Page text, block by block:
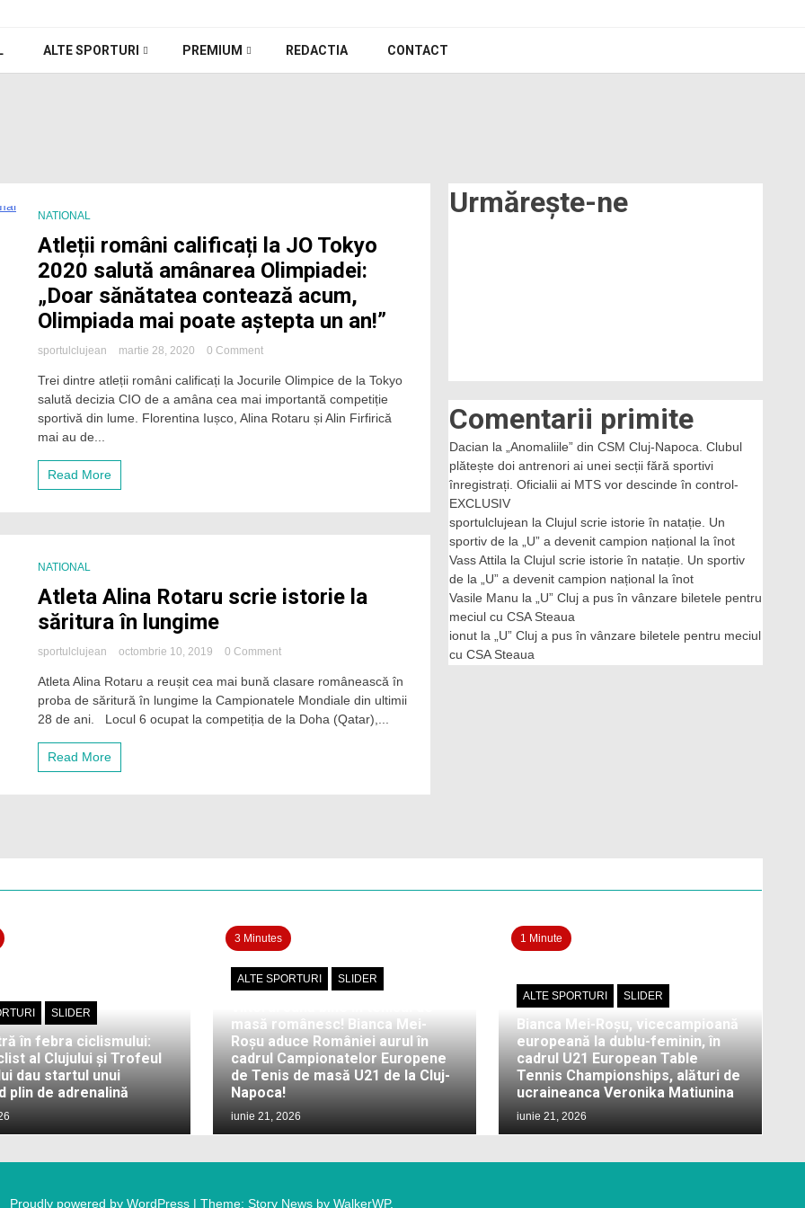
ALTE SPORTURI PREMIUM REDACTIA CONTACT
NATIONAL
Atleții români calificați la JO Tokyo
2020 salută amânarea Olimpiadei:
„Doar sănătatea contează acum,
Olimpiada mai poate aștepta un an!”
sportulclujean martie 28, 2020 0 Commenton
români
calificați
la
Olimpiada
un
Trei dintre atleții români calificați la Jocurile Olimpice de la Tokyo
salută decizia CIO de a amâna cea mai importantă competiție
sportivă din lume. Florentina Iușco, Alina Rotaru și Alin Firfirică
mai au de...
Read More
NATIONAL
Atleta Alina Rotaru scrie istorie la
săritura în lungime
sportulclujean octombrie 10, 2019 0 Commenton
Alina
Rotaru
scrie
Atleta Alina Rotaru a reușit cea mai bună clasare românească în
proba de săritură în lungime la Campionatele Mondiale din ultimii
28 de ani. Locul 6 ocupat la competiția de la Doha (Qatar),...
Read More
Urmărește-ne
Comentarii primite
Dacian la
„Anomaliile” din CSM Cluj-Napoca. Clubul
plătește doi antrenori ai unei secții fără sportivi
înregistrați. Oficialii ai MTS vor descinde în control-
EXCLUSIV
sportulclujean la Clujul scrie istorie în natație. Un
sportiv de la „U” a devenit campion național la înot
Vass Attila la Clujul scrie istorie în natație. Un sportiv
de la „U” a devenit campion național la înot
Vasile Manu la
„U” Cluj a pus în vânzare biletele pentru
meciul cu CSA Steaua
ionut la
„U” Cluj a pus în vânzare biletele pentru meciul
cu CSA Steaua
SLIDER
în febra ciclismului:
al Clujului și Trofeul
dau startul unui
plin de adrenalină
3 Minutes
ALTE SPORTURI SLIDER
masă românesc! Bianca Mei-
Roșu aduce României aurul în
cadrul Campionatelor Europene
de Tenis de masă U21 de la Cluj-
Napoca!
iunie 21, 2026
1 Minute
ALTE SPORTURI SLIDER
Bianca Mei-Roșu, vicecampioană
europeană la dublu-feminin, în
cadrul U21 European Table
Tennis Championships, alături de
ucraineanca Veronika Matiunina
iunie 21, 2026
Proudly powered by WordPress | Theme: Story News by WalkerWP.